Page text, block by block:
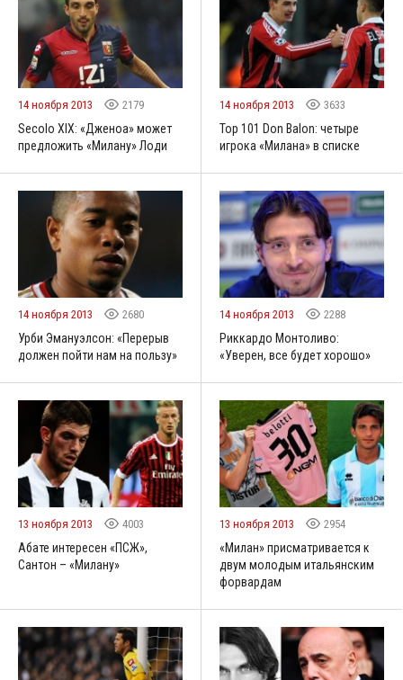
14 ноября 2013 2179
Secolo XIX: «Дженоа» может
предложить «Милану» Лоди
14 ноября 2013 3633
Top 101 Don Balon: четыре
игрока «Милана» в списке
14 ноября 2013 2680
Урби Эмануэлсон: «Перерыв
должен пойти нам на пользу»
14 ноября 2013 2288
Риккардо Монтоливо:
«Уверен, все будет хорошо»
13 ноября 2013 4003
Абате интересен «ПСЖ»,
Сантон – «Милану»
13 ноября 2013 2954
«Милан» присматривается к
двум молодым итальянским
форвардам